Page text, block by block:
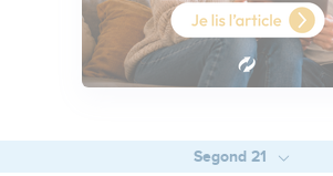
Segond 21